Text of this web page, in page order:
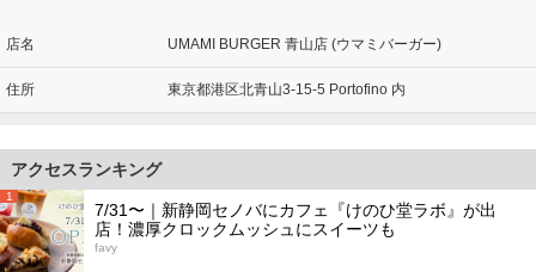
店名 UMAMI BURGER 青山店 (ウマミバーガー)
住所 東京都港区北青山3-15-5 Portofino 内
アクセスランキング
1
7/31〜｜新静岡セノバにカフェ『けのひ堂ラボ』が出
店！濃厚クロックムッシュにスイーツも
favy